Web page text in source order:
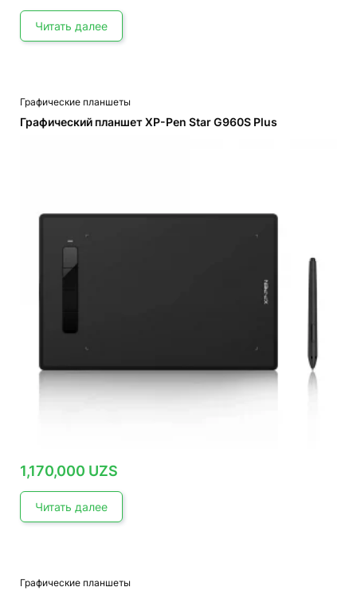
Читать далее
Графические планшеты
Графический планшет XP-Pen Star G960S Plus
1,170,000 UZS
Читать далее
Графические планшеты